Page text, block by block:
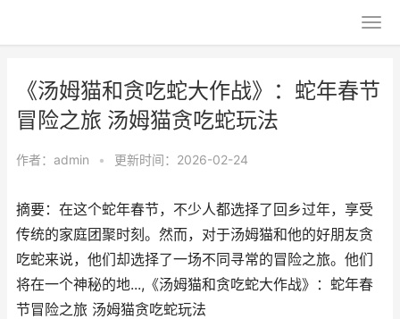
《汤姆猫和贪吃蛇大作战》：蛇年春节
冒险之旅 汤姆猫贪吃蛇玩法
作者： admin • 更新时间：2026-02-24
摘要：在这个蛇年春节，不少人都选择了回乡过年，享受
传统的家庭团聚时刻。然而，对于汤姆猫和他的好朋友贪
吃蛇来说，他们却选择了一场不同寻常的冒险之旅。他们
将在一个神秘的地...,《汤姆猫和贪吃蛇大作战》：蛇年春
节冒险之旅 汤姆猫贪吃蛇玩法